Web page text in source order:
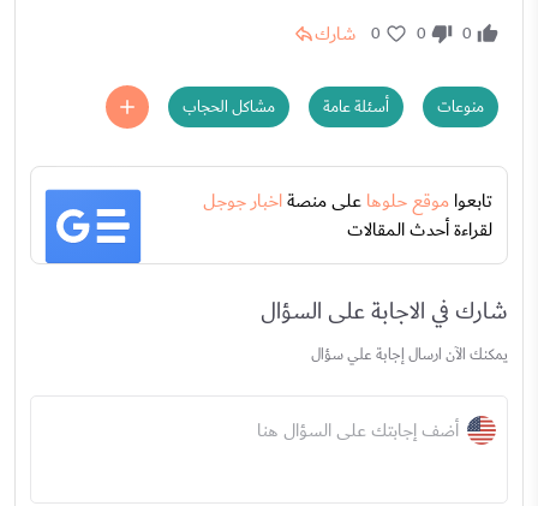
0
0
0 شارك
منوعات أسئلة عامة مشاكل الحجاب
تابعواموقع حلوهاعلى منصةاخبار جوجل
لقراءة أحدث المقالات
شارك في الاجابة على السؤال
يمكنك الآن ارسال إجابة علي سؤال
أضف إجابتك على السؤال هنا